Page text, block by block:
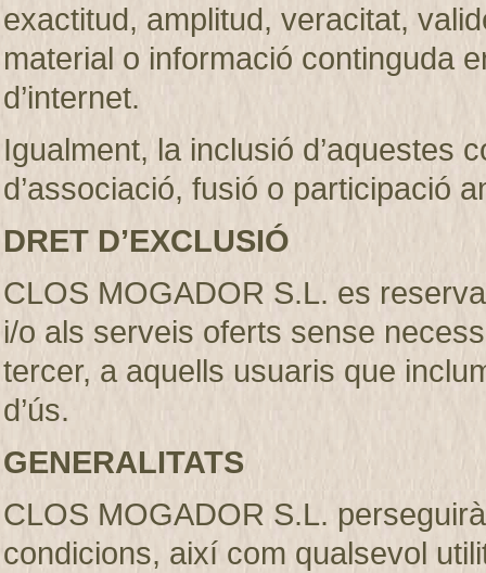
exactitud, amplitud, veracitat,
material o informació continguda
d’internet.
Igualment, la inclusió d’aquestes
d’associació, fusió o participació
DRET D’EXCLUSIÓ
CLOS MOGADOR S.L. es
i/o als serveis oferts sense
tercer, a aquells usuaris que
d’ús.
GENERALITATS
CLOS MOGADOR S.L.
condicions, així com qualsevol